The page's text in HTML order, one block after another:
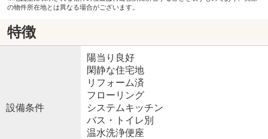
の物件所在地とは異なる場合がございます。
特徴
設備条件
陽当り良好
閑静な住宅地
リフォーム済
フローリング
システムキッチン
バス・トイレ別
温水洗浄便座